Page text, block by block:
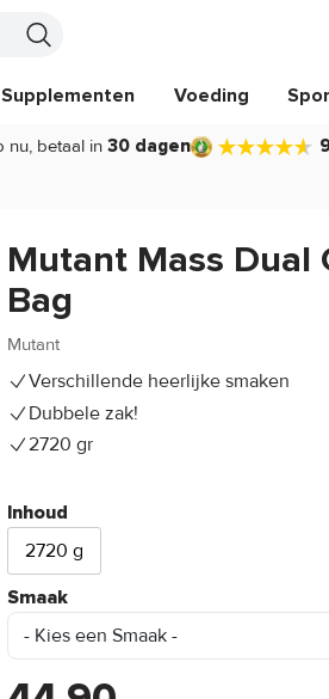
Supplementen Voeding
nu, betaal in 30 dagen
Mutant Mass Dual
Bag
Mutant
Verschillende heerlijke smaken
Dubbele zak!
2720 gr
Inhoud
2720 g
Smaak